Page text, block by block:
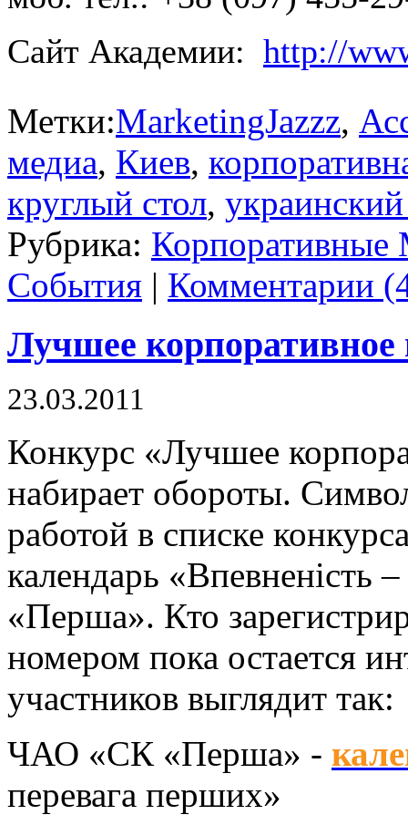
Сайт Академии: http://
Метки:MarketingJazzz,
медиа, Киев,
круглый стол,
Рубрика: Корпоративные
События | Комментарии
Лучшее
23.03.2011
Конкурс «Лучшее
набирает обороты.
работой в списке
календарь «Впевненiсть
«Перша». Кто
номером пока остается
участников выглядит так:
ЧАО «СК «Перша» -
перевага перших»